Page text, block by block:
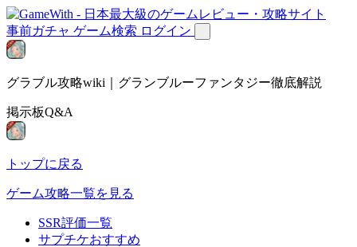
事前ガチャ ゲーム検索 ログイン
グラブル攻略wiki｜グランブルーファンタジー徹底解説
掲示板Q&A
トップに戻る
ゲーム攻略一覧を見る
SSR評価一覧
サプチケおすすめ